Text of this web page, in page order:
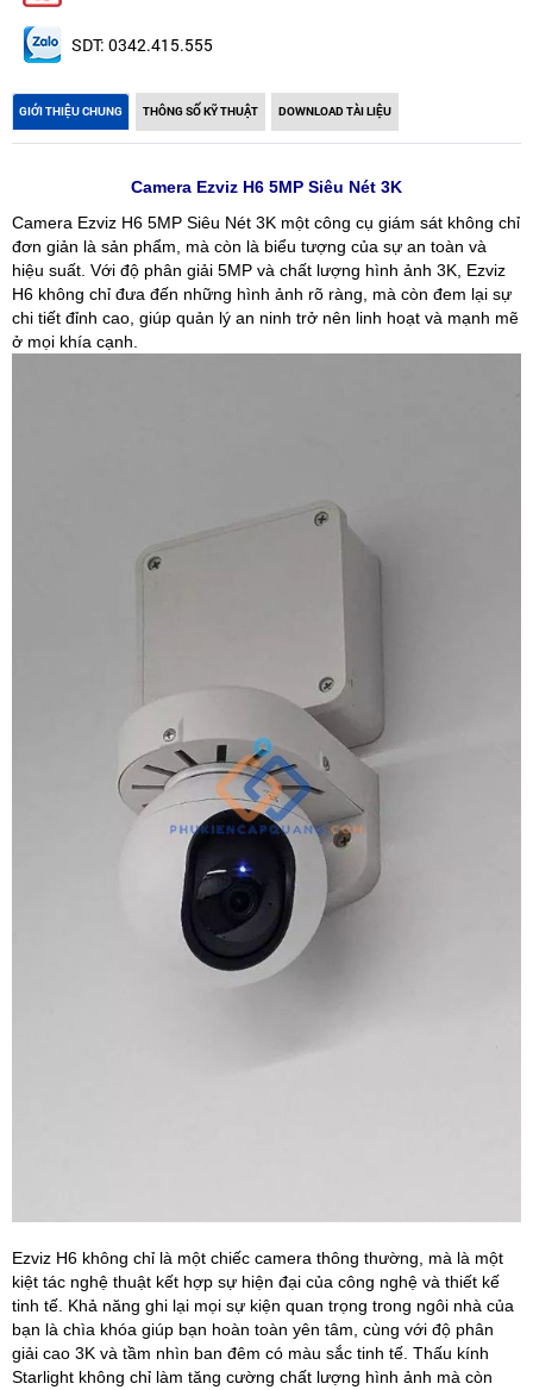
SDT: 0342.415.555
GIỚI THIỆU CHUNG THÔNG SỐ KỸ THUẬT DOWNLOAD TÀI LIỆU
Camera Ezviz H6 5MP Siêu Nét 3K
Camera Ezviz H6 5MP Siêu Nét 3K một công cụ giám sát không chỉ
đơn giản là sản phẩm, mà còn là biểu tượng của sự an toàn và
hiệu suất. Với độ phân giải 5MP và chất lượng hình ảnh 3K, Ezviz
H6 không chỉ đưa đến những hình ảnh rõ ràng, mà còn đem lại sự
chi tiết đỉnh cao, giúp quản lý an ninh trở nên linh hoạt và mạnh mẽ
ở mọi khía cạnh.
Ezviz H6 không chỉ là một chiếc camera thông thường, mà là một
kiệt tác nghệ thuật kết hợp sự hiện đại của công nghệ và thiết kế
tinh tế. Khả năng ghi lại mọi sự kiện quan trọng trong ngôi nhà của
bạn là chìa khóa giúp bạn hoàn toàn yên tâm, cùng với độ phân
giải cao 3K và tầm nhìn ban đêm có màu sắc tinh tế. Thấu kính
Starlight không chỉ làm tăng cường chất lượng hình ảnh mà còn